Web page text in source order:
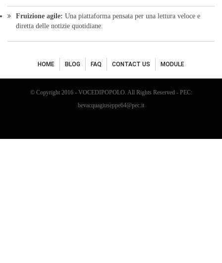
Fruizione agile: Una piattaforma pensata per una lettura veloce e
diretta delle notizie quotidiane.
HOME BLOG FAQ CONTACT US MODULE
© Copyright 2016 - VOCEDIPOPOLO. All Rights Reserved - PEC:
bevacquagiuseppe64@pec.it